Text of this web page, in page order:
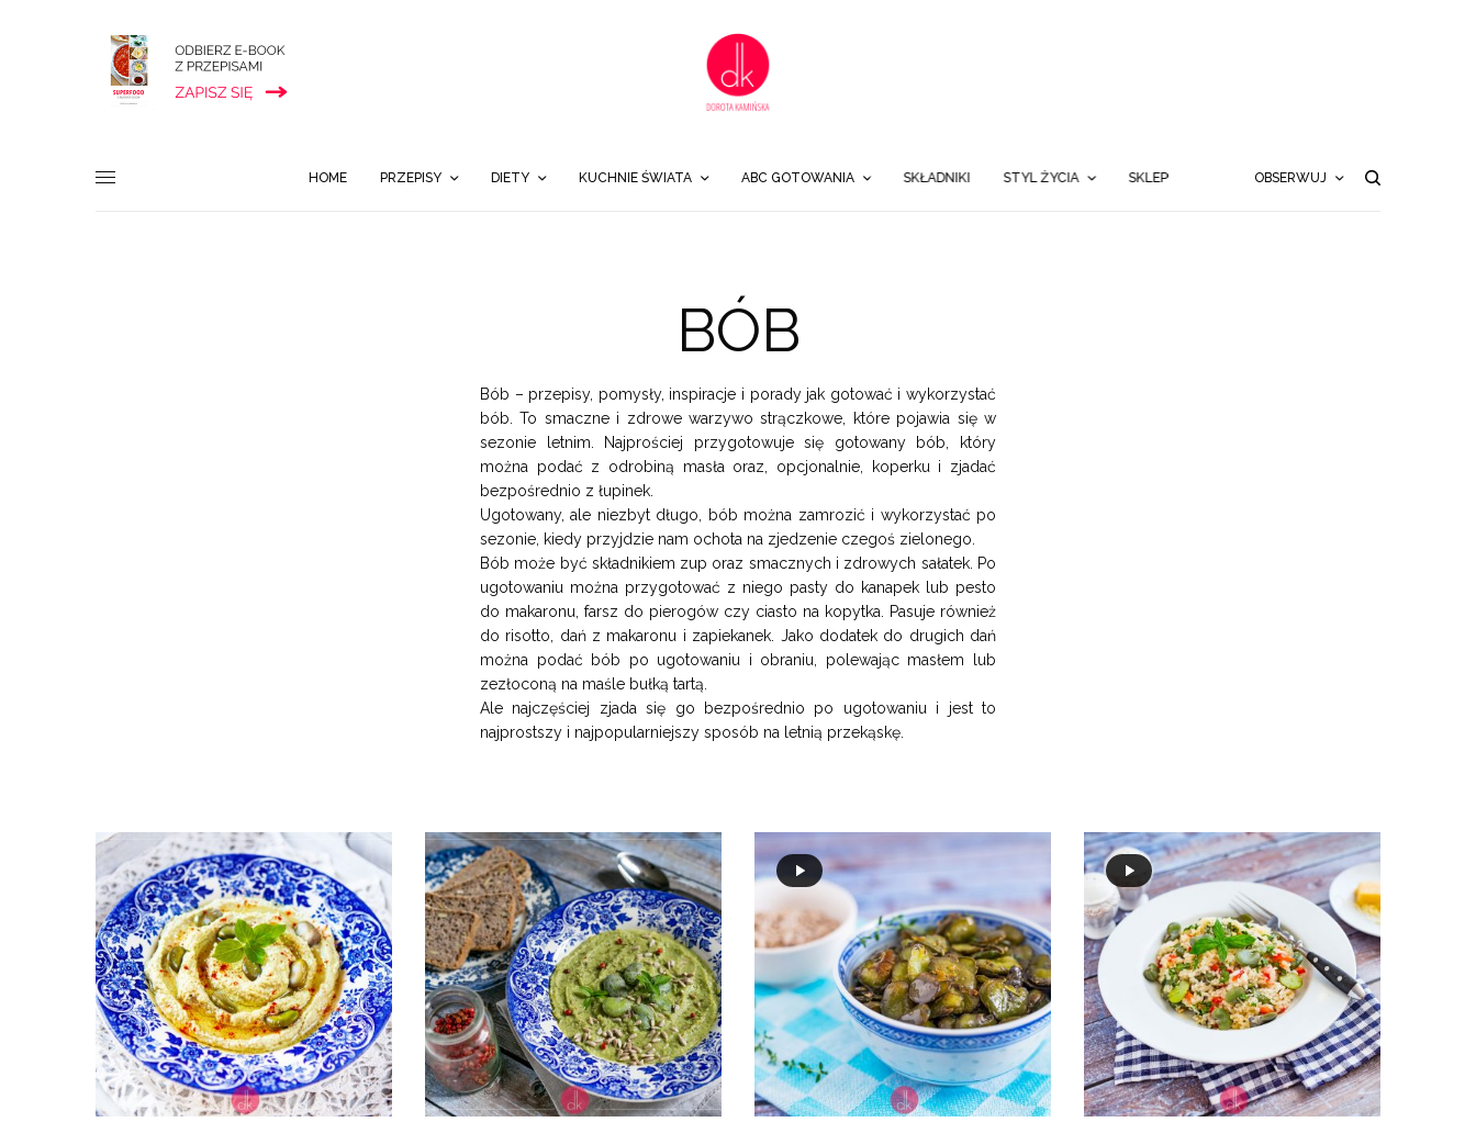
HOME PRZEPISY DIETY KUCHNIE ŚWIATA ABC GOTOWANIA SKŁADNIKI STYL ŻYCIA SKLEP OBSERWUJ
BÓB
Bób – przepisy, pomysły, inspiracje i porady jak gotować i wykorzystać
bób. To smaczne i zdrowe warzywo strączkowe, które pojawia się w
sezonie letnim. Najprościej przygotowuje się gotowany bób, który
można podać z odrobiną masła oraz, opcjonalnie, koperku i zjadać
bezpośrednio z łupinek.
Ugotowany, ale niezbyt długo, bób można zamrozić i wykorzystać po
sezonie, kiedy przyjdzie nam ochota na zjedzenie czegoś zielonego.
Bób może być składnikiem zup oraz smacznych i zdrowych sałatek. Po
ugotowaniu można przygotować z niego pasty do kanapek lub pesto
do makaronu, farsz do pierogów czy ciasto na kopytka. Pasuje również
do risotto, dań z makaronu i zapiekanek. Jako dodatek do drugich dań
można podać bób po ugotowaniu i obraniu, polewając masłem lub
zezłoconą na maśle bułką tartą.
Ale najczęściej zjada się go bezpośrednio po ugotowaniu i jest to
najprostszy i najpopularniejszy sposób na letnią przekąskę.